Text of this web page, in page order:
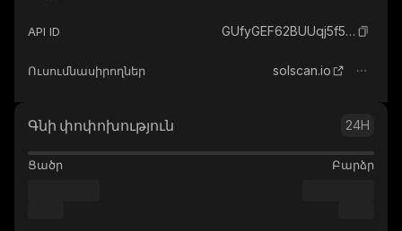
API ID GUfyGEF62BUUqj5f5PveZknhBQMWWFSXm2jqAdikpump_solana
Ուսումնասիրողներ solscan.io
Գնի փոփոխություն 24H
Ցածր Բարձր